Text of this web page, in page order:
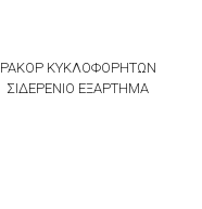
ΡΑΚΟΡ ΚΥΚΛΟΦΟΡΗΤΩΝ
ΣΙΔΕΡΕΝΙΟ ΕΞΑΡΤΗΜΑ